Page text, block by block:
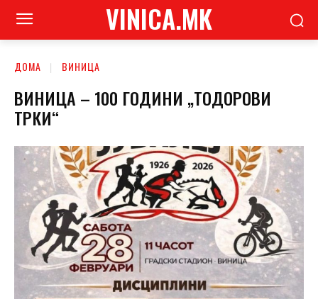
VINICA.MK
ДОМА ВИНИЦА
ВИНИЦА – 100 ГОДИНИ „ТОДОРОВИ
ТРКИ“